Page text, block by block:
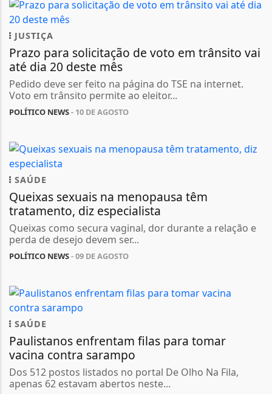
JUSTIÇA
Prazo para solicitação de voto em trânsito vai
até dia 20 deste mês
Pedido deve ser feito na página do TSE na internet.
Voto em trânsito permite ao eleitor...
POLÍTICO NEWS- 10 DE AGOSTO
SAÚDE
Queixas sexuais na menopausa têm
tratamento, diz especialista
Queixas como secura vaginal, dor durante a relação e
perda de desejo devem ser...
POLÍTICO NEWS- 09 DE AGOSTO
SAÚDE
Paulistanos enfrentam filas para tomar
vacina contra sarampo
Dos 512 postos listados no portal De Olho Na Fila,
apenas 62 estavam abertos neste...